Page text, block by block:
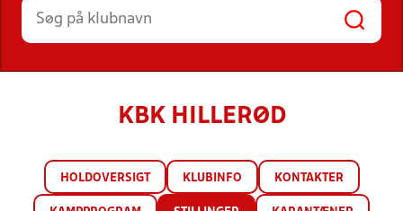
KBK HILLERØD
HOLDOVERSIGT KLUBINFO KONTAKTER